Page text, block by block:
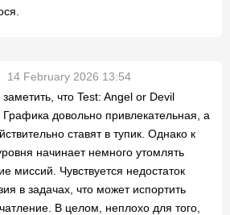
14 February 2026 13:54
что Test: Angel or Devil
Графика довольно привлекательная, а
ставят в тупик. Однако к
начинает немного утомлять
миссий. Чувствуется недостаток
в задачах, что может испортить
В целом, неплохо для того,